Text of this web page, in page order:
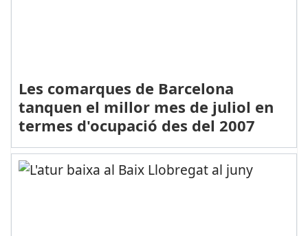
Les comarques de Barcelona
tanquen el millor mes de juliol en
termes d'ocupació des del 2007